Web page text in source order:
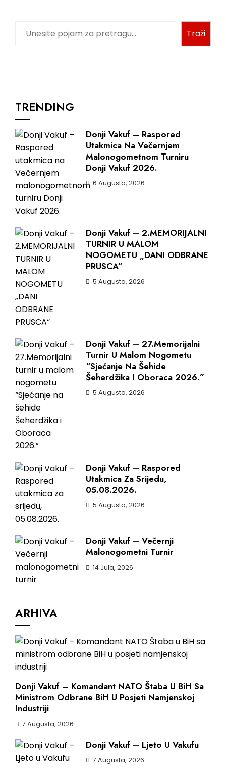
Traži
TRENDING
Donji Vakuf – Raspored
Utakmica Na Večernjem
Malonogometnom Turniru
Donji Vakuf 2026.
6 Augusta, 2026
Donji Vakuf – 2.MEMORIJALNI
TURNIR U MALOM
NOGOMETU „DANI ODBRANE
PRUSCA“
5 Augusta, 2026
Donji Vakuf – 27.Memorijalni
Turnir U Malom Nogometu
“Sjećanje Na Šehide
Šeherdžika I Oboraca 2026.”
5 Augusta, 2026
Donji Vakuf – Raspored
Utakmica Za Srijedu,
05.08.2026.
5 Augusta, 2026
Donji Vakuf – Večernji
Malonogometni Turnir
14 Jula, 2026
ARHIVA
Donji Vakuf – Komandant NATO Štaba U BiH Sa
Ministrom Odbrane BiH U Posjeti Namjenskoj
Industriji
7 Augusta, 2026
Donji Vakuf – Ljeto U Vakufu
7 Augusta, 2026